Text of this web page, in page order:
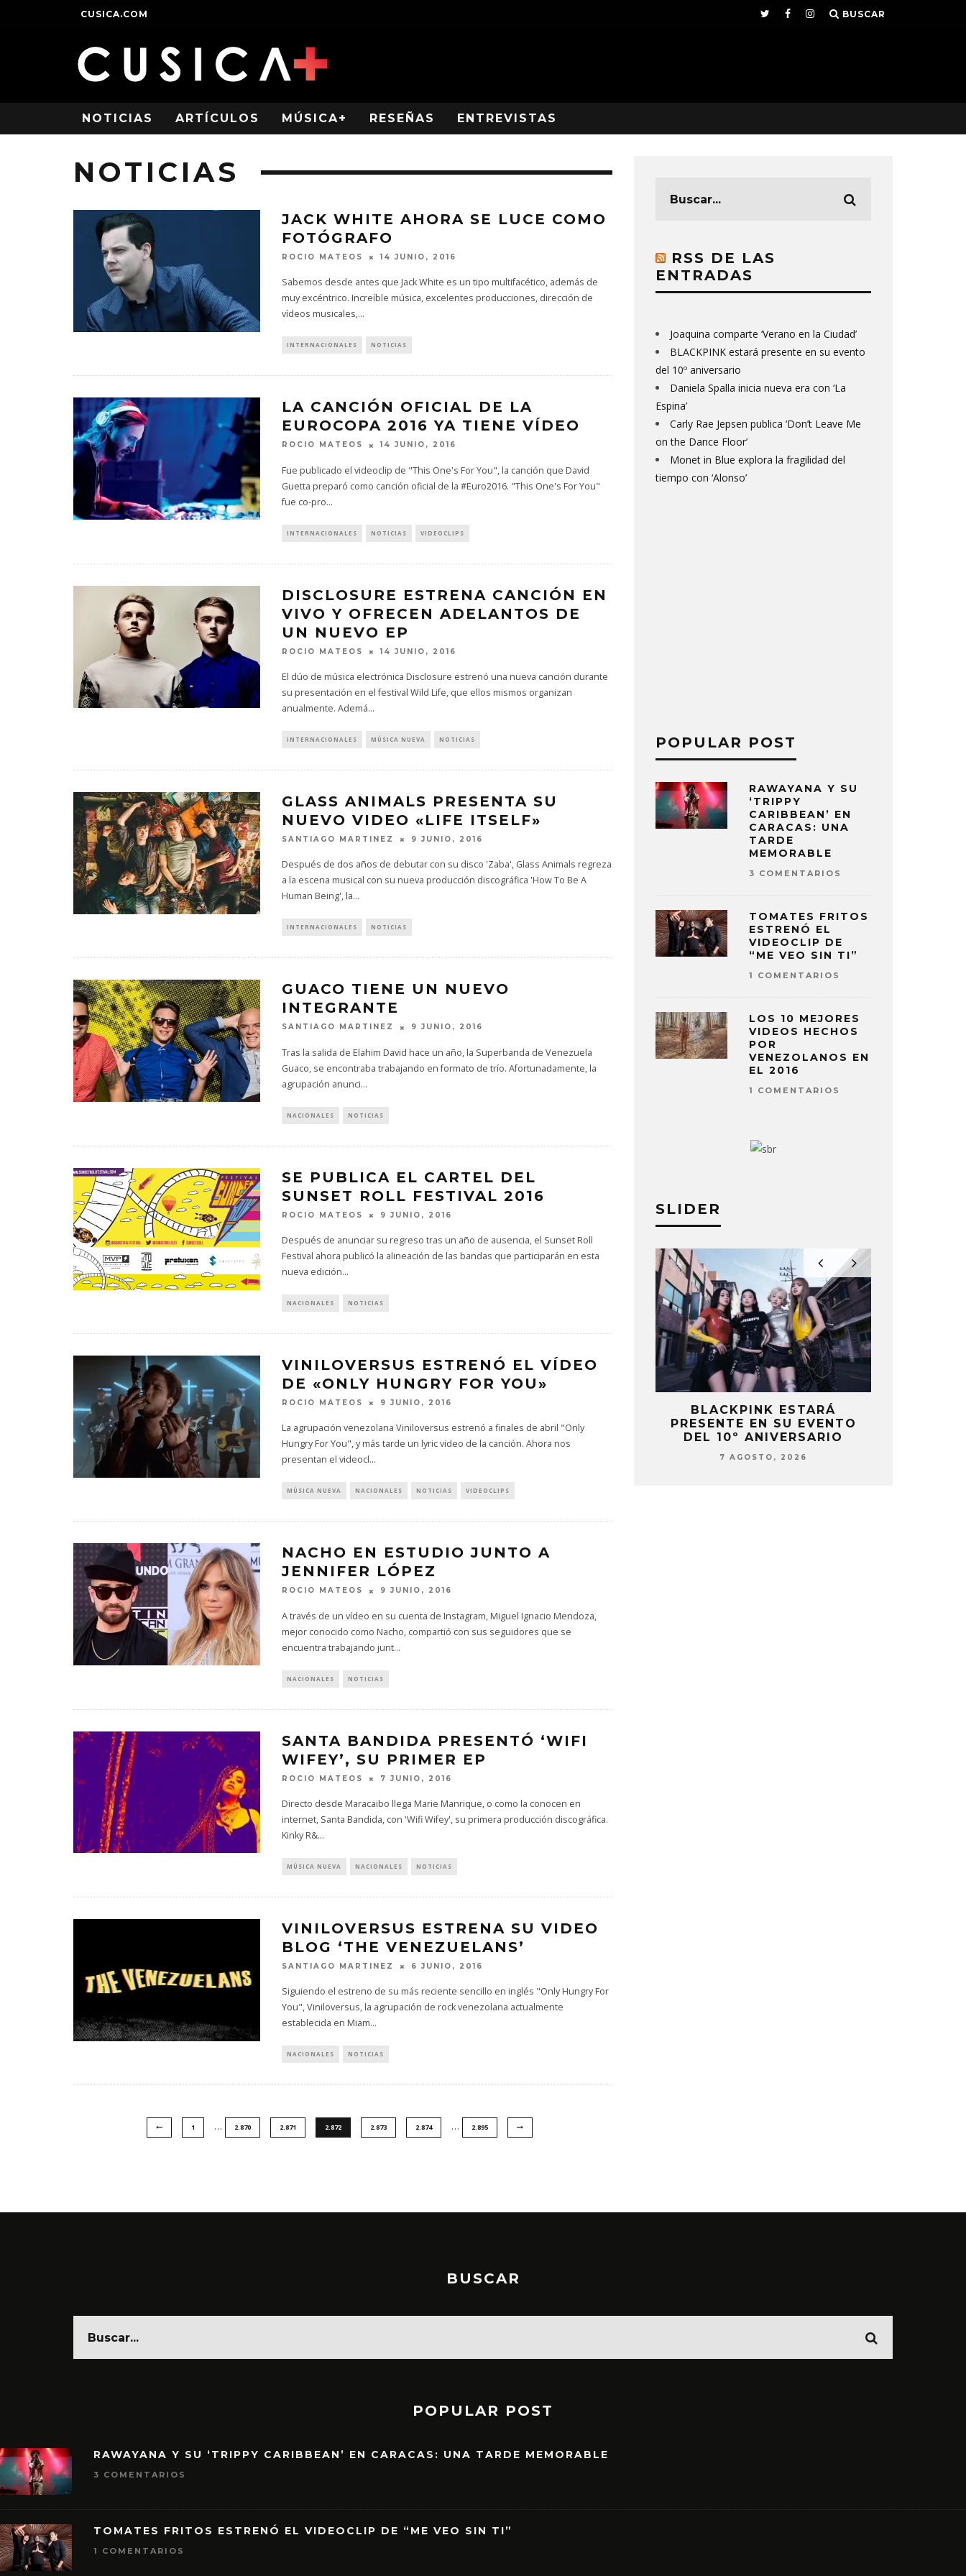
CUSICA.COM BUSCAR
NOTICIAS ARTÍCULOS MÚSICA+ RESEÑAS ENTREVISTAS
NOTICIAS
JACK WHITE AHORA SE LUCE COMO
FOTÓGRAFO
ROCIO MATEOS 14 JUNIO, 2016
Sabemos desde antes que Jack White es un tipo multifacético, además de
muy excéntrico. Increíble música, excelentes producciones, dirección de
vídeos musicales,...
INTERNACIONALES NOTICIAS
LA CANCIÓN OFICIAL DE LA
EUROCOPA 2016 YA TIENE VÍDEO
ROCIO MATEOS 14 JUNIO, 2016
Fue publicado el videoclip de "This One's For You", la canción que David
Guetta preparó como canción oficial de la #Euro2016. "This One's For You"
fue co-pro...
INTERNACIONALES NOTICIAS VIDEOCLIPS
DISCLOSURE ESTRENA CANCIÓN EN
VIVO Y OFRECEN ADELANTOS DE
UN NUEVO EP
ROCIO MATEOS 14 JUNIO, 2016
El dúo de música electrónica Disclosure estrenó una nueva canción durante
su presentación en el festival Wild Life, que ellos mismos organizan
anualmente. Ademá...
INTERNACIONALES MÚSICA NUEVA NOTICIAS
GLASS ANIMALS PRESENTA SU
NUEVO VIDEO «LIFE ITSELF»
SANTIAGO MARTINEZ 9 JUNIO, 2016
Después de dos años de debutar con su disco 'Zaba', Glass Animals regreza
a la escena musical con su nueva producción discográfica 'How To Be A
Human Being', la...
INTERNACIONALES NOTICIAS
GUACO TIENE UN NUEVO
INTEGRANTE
SANTIAGO MARTINEZ 9 JUNIO, 2016
Tras la salida de Elahim David hace un año, la Superbanda de Venezuela
Guaco, se encontraba trabajando en formato de trío. Afortunadamente, la
agrupación anunci...
NACIONALES NOTICIAS
SE PUBLICA EL CARTEL DEL
SUNSET ROLL FESTIVAL 2016
ROCIO MATEOS 9 JUNIO, 2016
Después de anunciar su regreso tras un año de ausencia, el Sunset Roll
Festival ahora publicó la alineación de las bandas que participarán en esta
nueva edición...
NACIONALES NOTICIAS
VINILOVERSUS ESTRENÓ EL VÍDEO
DE «ONLY HUNGRY FOR YOU»
ROCIO MATEOS 9 JUNIO, 2016
La agrupación venezolana Viniloversus estrenó a finales de abril "Only
Hungry For You", y más tarde un lyric video de la canción. Ahora nos
presentan el videocl...
MÚSICA NUEVA NACIONALES NOTICIAS VIDEOCLIPS
NACHO EN ESTUDIO JUNTO A
JENNIFER LÓPEZ
ROCIO MATEOS 9 JUNIO, 2016
A través de un vídeo en su cuenta de Instagram, Miguel Ignacio Mendoza,
mejor conocido como Nacho, compartió con sus seguidores que se
encuentra trabajando junt...
NACIONALES NOTICIAS
SANTA BANDIDA PRESENTÓ ‘WIFI
WIFEY’, SU PRIMER EP
ROCIO MATEOS 7 JUNIO, 2016
Directo desde Maracaibo llega Marie Manrique, o como la conocen en
internet, Santa Bandida, con 'Wifi Wifey', su primera producción discográfica.
Kinky R&...
MÚSICA NUEVA NACIONALES NOTICIAS
VINILOVERSUS ESTRENA SU VIDEO
BLOG ‘THE VENEZUELANS’
SANTIAGO MARTINEZ 6 JUNIO, 2016
Siguiendo el estreno de su más reciente sencillo en inglés "Only Hungry For
You", Viniloversus, la agrupación de rock venezolana actualmente
establecida en Miam...
NACIONALES NOTICIAS
1 … 2.870 2.871 2.872 2.873 2.874 … 2.895
RSS DE LAS
ENTRADAS
Joaquina comparte ‘Verano en la Ciudad’
BLACKPINK estará presente en su evento
del 10º aniversario
Daniela Spalla inicia nueva era con ‘La
Espina’
Carly Rae Jepsen publica ‘Don’t Leave Me
on the Dance Floor’
Monet in Blue explora la fragilidad del
tiempo con ‘Alonso’
POPULAR POST
RAWAYANA Y SU
‘TRIPPY
CARIBBEAN’ EN
CARACAS: UNA
TARDE
MEMORABLE
3 COMENTARIOS
TOMATES FRITOS
ESTRENÓ EL
VIDEOCLIP DE
“ME VEO SIN TI”
1 COMENTARIOS
LOS 10 MEJORES
VIDEOS HECHOS
POR
VENEZOLANOS EN
EL 2016
1 COMENTARIOS
SLIDER
FLO PRESENTA EL ÁLBUM
‘THERAPY AT THE CLUB’
7 AGOSTO, 2026
‘VERANO EN LA CIUDAD’
7 AGOSTO, 2026
BLACKPINK ESTARÁ
PRESENTE EN SU EVENTO
DEL 10º ANIVERSARIO
7 AGOSTO, 2026
BUSCAR
POPULAR POST
RAWAYANA Y SU ‘TRIPPY CARIBBEAN’ EN CARACAS: UNA TARDE MEMORABLE
3 COMENTARIOS
TOMATES FRITOS ESTRENÓ EL VIDEOCLIP DE “ME VEO SIN TI”
1 COMENTARIOS